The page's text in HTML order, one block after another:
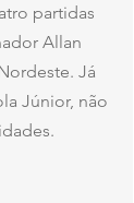
partidas
Allan
Já
Júnior, não